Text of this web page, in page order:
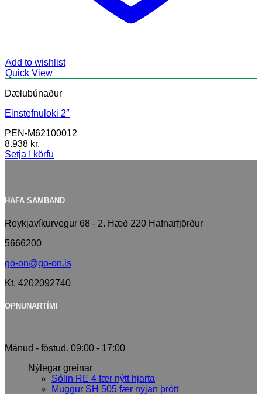
Add to wishlist
Quick View
Dælubúnaður
Einstefnuloki 2″
PEN-M62100012
8.938 kr.
Setja í körfu
HAFA SAMBAND
Reykjavíkurvegur 68 - 2. Hæð 220 Hafnarfjörður
5666200
go-on@go-on.is
Kt. 4202092740
OPNUNARTÍMI
Mánud - föstud. 09:00 - 17:00
Nýlegar greinar
Sólin RE 4 fær nýtt hjarta
Muggur SH 505 fær nýjan þrótt